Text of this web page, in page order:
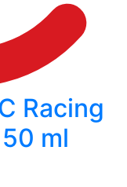
Racing
ml